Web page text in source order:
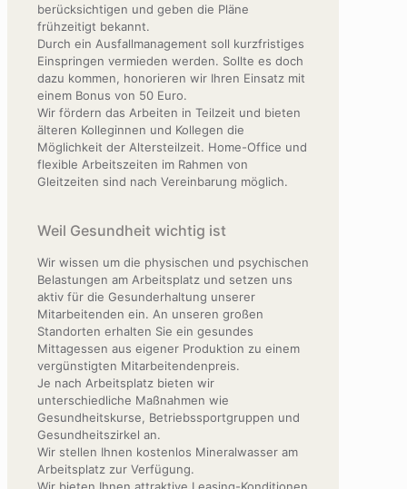
berücksichtigen und geben die Pläne
frühzeitigt bekannt.
Durch ein Ausfallmanagement soll kurzfristiges
Einspringen vermieden werden. Sollte es doch
dazu kommen, honorieren wir Ihren Einsatz mit
einem Bonus von 50 Euro.
Wir fördern das Arbeiten in Teilzeit und bieten
älteren Kolleginnen und Kollegen die
Möglichkeit der Altersteilzeit. Home-Office und
flexible Arbeitszeiten im Rahmen von
Gleitzeiten sind nach Vereinbarung möglich.
Weil Gesundheit wichtig ist
Wir wissen um die physischen und psychischen
Belastungen am Arbeitsplatz und setzen uns
aktiv für die Gesunderhaltung unserer
Mitarbeitenden ein. An unseren großen
Standorten erhalten Sie ein gesundes
Mittagessen aus eigener Produktion zu einem
vergünstigten Mitarbeitendenpreis.
Je nach Arbeitsplatz bieten wir
unterschiedliche Maßnahmen wie
Gesundheitskurse, Betriebssportgruppen und
Gesundheitszirkel an.
Wir stellen Ihnen kostenlos Mineralwasser am
Arbeitsplatz zur Verfügung.
Wir bieten Ihnen attraktive Leasing-Konditionen